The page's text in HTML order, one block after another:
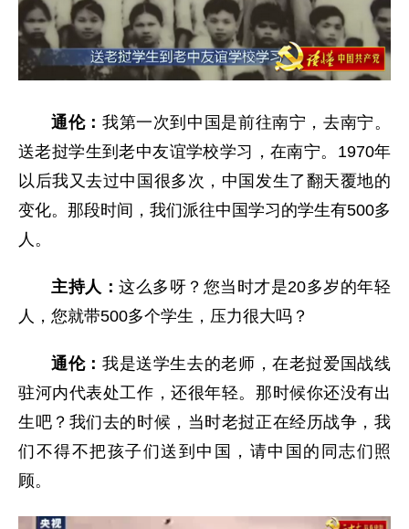
通伦： 我第一次到中国是前往南宁，去南宁。
送老挝学生到老中友谊学校学习，在南宁。1970年
以后我又去过中国很多次，中国发生了翻天覆地的
变化。那段时间，我们派往中国学习的学生有500多
人。
主持人：这么多呀？您当时才是20多岁的年轻
人，您就带500多个学生，压力很大吗？
通伦： 我是送学生去的老师，在老挝爱国战线
驻河内代表处工作，还很年轻。那时候你还没有出
生吧？我们去的时候，当时老挝正在经历战争，我
们不得不把孩子们送到中国，请中国的同志们照
顾。